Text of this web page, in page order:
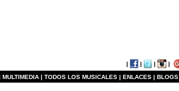
| | | |
MULTIMEDIA | TODOS LOS MUSICALES | ENLACES | BLOGS